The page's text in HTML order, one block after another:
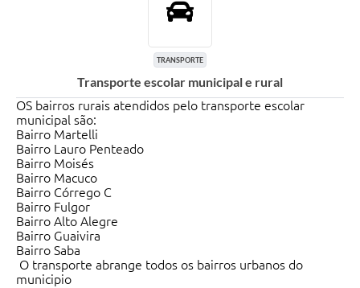
TRANSPORTE
Transporte escolar municipal e rural
OS bairros rurais atendidos pelo transporte escolar
municipal são:
Bairro Martelli
Bairro Lauro Penteado
Bairro Moisés
Bairro Macuco
Bairro Córrego C
Bairro Fulgor
Bairro Alto Alegre
Bairro Guaivira
Bairro Saba
O transporte abrange todos os bairros urbanos do
municipio